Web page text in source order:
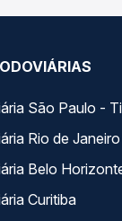
São Paulo -
Rio de
Belo
Curitiba